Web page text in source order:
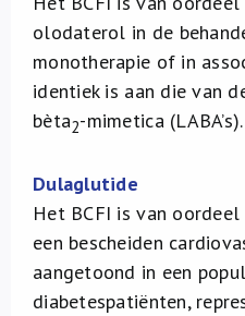
olodaterol in de
monotherapie of in
identiek is aan die van
bèta2-mimetica (LABA’s).
Dulaglutide
Het BCFI is van
een bescheiden
aangetoond in een
diabetespatiënten,